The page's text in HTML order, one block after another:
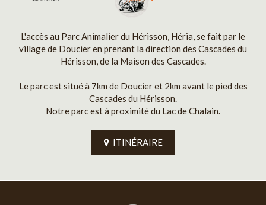
L'accès au Parc Animalier du Hérisson, Héria, se fait par le
village de Doucier en prenant la direction des Cascades du
Hérisson, de la Maison des Cascades.
Le parc est situé à 7km de Doucier et 2km avant le pied des
Cascades du Hérisson.
Notre parc est à proximité du Lac de Chalain.
ITINÉRAIRE